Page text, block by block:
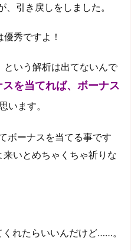
引き戻しをしました。
秀ですよ！
という解析は出てないんで
スを当てれば、ボーナス
います。
ボーナスを当てる事です
いとめちゃくちゃ祈りな
れたらいいんだけど……。